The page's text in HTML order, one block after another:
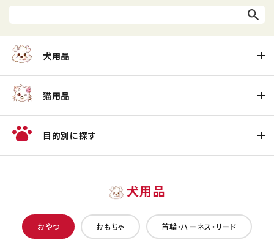
犬用品
猫用品
目的別に探す
犬用品
おやつ おもちゃ 首輪・ハーネス・リード